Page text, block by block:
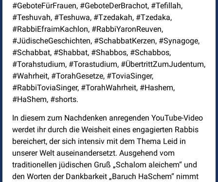
#GeboteFürFrauen, #GeboteDerBrachot, #Tefillah,
#Teshuvah, #Teshuwa, #Tzedakah, #Tzedaka,
#RabbiEfraimKachlon, #RabbiYaronReuven,
#JüdischeGeschichten, #SchabbatKerzen, #Synagoge,
#Schabbat, #Shabbat, #Shabbos, #Schabbos,
#Torahstudium, #Torastudium, #ÜbertrittZumJudentum,
#Wahrheit, #TorahGesetze, #ToviaSinger,
#RabbiToviaSinger, #TorahWahrheit, #Hashem,
#HaShem, #shorts.
In diesem zum Nachdenken anregenden YouTube-Video
werdet ihr durch die Weisheit eines engagierten Rabbis
bereichert, der sich intensiv mit dem Thema Leid in
unserer Welt auseinandersetzt. Ausgehend vom
traditionellen jüdischen Gruß „Schalom aleichem“ und
den Worten der Dankbarkeit „Baruch HaSchem“ nimmt